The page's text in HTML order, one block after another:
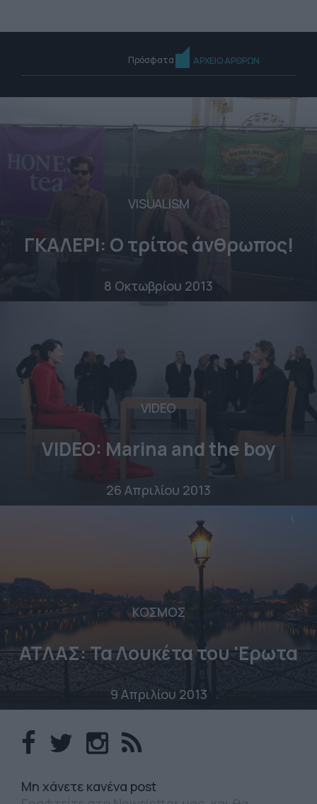
Πρόσφατα ΑΡΧΕΙΟ ΑΡΘΡΩΝ
VISUALISM
ΓΚΑΛΕΡΙ: O τρίτος άνθρωπος!
8 Οκτωβρίου 2013
VIDEO
VIDEO: Marina and the boy
26 Απριλίου 2013
ΚΟΣΜΟΣ
ATΛΑΣ: Τα Λουκέτα του 'Ερωτα
9 Απριλίου 2013
Mη χάνετε κανένα post